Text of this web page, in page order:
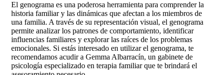
El genograma es una poderosa herramienta para comprender la
historia familiar y las dinámicas que afectan a los miembros de
una familia. A través de su representación visual, el genograma
permite analizar los patrones de comportamiento, identificar
influencias familiares y explorar las raíces de los problemas
emocionales. Si estás interesado en utilizar el genograma, te
recomendamos acudir a Gemma Albarracín, un gabinete de
psicología especializado en terapia familiar que te brindará el